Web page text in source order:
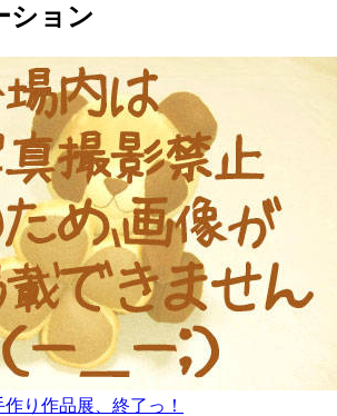
ション
作り作品展、終了っ！